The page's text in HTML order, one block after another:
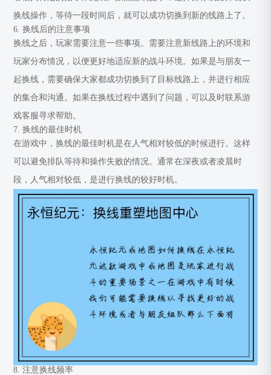
换线操作，等待一段时间后，就可以成功切换到新的线路上了。
6. 换线后的注意事项
换线之后，玩家需要注意一些事项。需要注意新线路上的环境和
玩家分布情况，以便更好地适应新的战斗环境。如果是与朋友一
起换线，需要确保大家都成功切换到了目标线路上，并进行相应
的集合和沟通。如果在换线过程中遇到了问题，可以及时联系游
戏客服寻求帮助。
7. 换线的最佳时机
在游戏中，换线的最佳时机是在人气相对较低的时候进行。这样
可以避免排队等待和操作失败的情况。通常在深夜或者凌晨时
段，人气相对较低，是进行换线的较好时机。
8. 注意换线频率